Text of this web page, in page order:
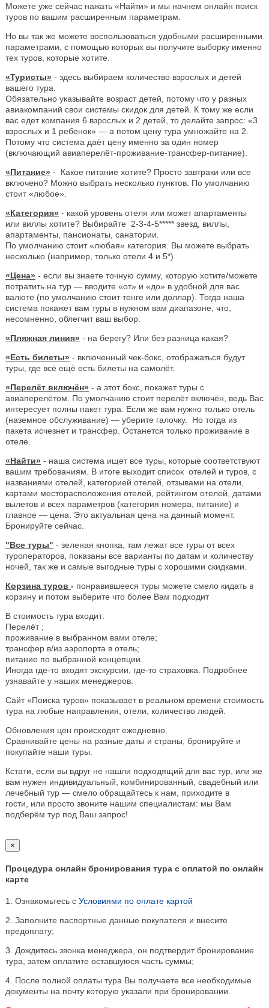
Можете уже сейчас нажать «Найти» и мы начнем онлайн поиск
туров по вашим расширенным параметрам.
Но вы так же можете воспользоваться удобными расширенными
параметрами, с помощью которых вы получите выборку именно
тех туров, которые хотите.
«Туристы» - здесь выбираем количество взрослых и детей
вашего тура.
Обязательно указывайте возраст детей, потому что у разных
авиакомпаний свои системы скидок для детей. К тому же если
вас едет компания 6 взрослых и 2 детей, то делайте запрос: «3
взрослых и 1 ребенок» — а потом цену тура умножайте на 2.
Потому что система даёт цену именно за один номер
(включающий авиаперелёт-проживание-трансфер-питание).
«Питание» - Какое питание хотите? Просто завтраки или все
включено? Можно выбрать несколько пунктов. По умолчанию
стоит «любое».
«Категория» - какой уровень отеля или может апартаменты
или виллы хотите? Выбирайте 2-3-4-5***** звезд, виллы,
апартаменты, пансионаты, санатории.
По умолчанию стоит «любая» категория. Вы можете выбрать
несколько (например, только отели 4 и 5*).
«Цена» - если вы знаете точную сумму, которую хотите/можете
потратить на тур — вводите «от» и «до» в удобной для вас
валюте (по умолчанию стоит тенге или доллар). Тогда наша
система покажет вам туры в нужном вам диапазоне, что,
несомненно, облегчит ваш выбор.
«Пляжная линия» - на берегу? Или без разница какая?
«Есть билеты» - включенный чек-бокс, отображаться будут
туры, где всё ещё есть билеты на самолёт.
«Перелёт включён» - а этот бокс, покажет туры с
авиаперелётом. По умолчанию стоит перелёт включён, ведь Вас
интересует полны пакет тура. Если же вам нужно только отель
(наземное обслуживание) — уберите галочку. Но тогда из
пакета исчезнет и трансфер. Останется только проживание в
отеле.
«Найти» - наша система ищет все туры, которые соответствуют
вашим требованиям. В итоге выходит список отелей и туров, с
названиями отелей, категорией отелей, отзывами на отели,
картами месторасположения отелей, рейтингом отелей, датами
вылетов и всех параметров (категория номера, питание) и
главное — цена. Это актуальная цена на данный момент.
Бронируйте сейчас.
"Все туры" - зеленая кнопка, там лежат все туры от всех
туроператоров, показаны все варианты по датам и количеству
ночей, так же и самые выгодные туры с хорошими скидками.
Корзина туров - понравившееся туры можете смело кидать в
корзину и потом выберите что более Вам подходит
В стоимость тура входит:
Перелёт ;
проживание в выбранном вами отеле;
трансфер в/из аэропорта в отель;
питание по выбранной концепции.
Иногда где-то входят экскурсии, где-то страховка. Подробнее
узнавайте у наших менеджеров.
Сайт «Поиска туров» показывает в реальном времени стоимость
тура на любые направления, отели, количество людей.
Обновления цен происходят ежедневно.
Сравнивайте цены на разные даты и страны, бронируйте и
покупайте наши туры.
Кстати, если вы вдруг не нашли подходящий для вас тур, или же
вам нужен индивидуальный, комбинированный, свадебный или
лечебный тур — смело обращайтесь к нам, приходите в
гости, или просто звоните нашим специалистам: мы Вам
подберём тур под Ваш запрос!
×
Процедура онлайн бронирования тура с оплатой по онлайн
карте
1. Ознакомьтесь с Условиями по оплате картой
2. Заполните паспортные данные покупателя и внесите
предоплату;
3. Дождитесь звонка менеджера, он подтвердит бронирование
тура, затем оплатите оставшуюся часть суммы;
4. После полной оплаты тура Вы получаете все необходимые
документы на почту которую указали при бронировании.